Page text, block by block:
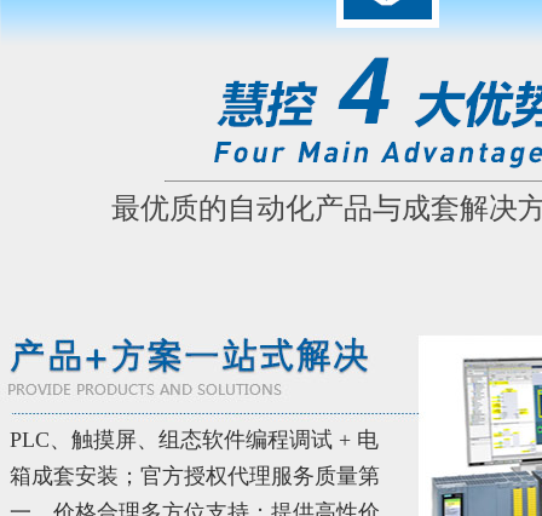
最优质的自动化产品与成套解决
PLC、触摸屏、组态软件编程调试 + 电
箱成套安装；官方授权代理服务质量第